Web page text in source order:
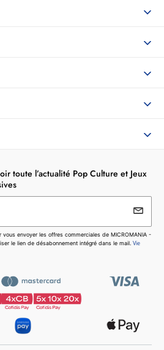
toute l’actualité Pop Culture et Jeux
email est uniquement utilisé pour vous envoyer les
commerciales de MICROMANIA - ZING. Vous pouvez
moment utiliser le lien de désabonnement intégré dans
vous envoyer les offres commerciales de MICROMANIA -
le lien de désabonnement intégré dans le mail. Vie